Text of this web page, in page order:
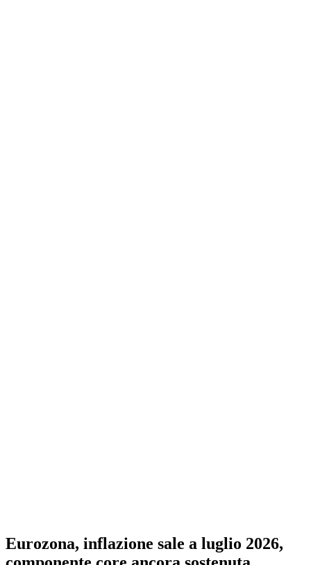
Eurozona, inflazione sale a luglio 2026,